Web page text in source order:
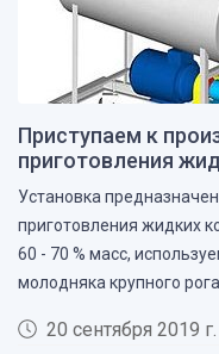
Приступаем к
приготовления
Установка
приготовления жидких
60 - 70 % масс,
молодняка крупного
20 сентября 2019